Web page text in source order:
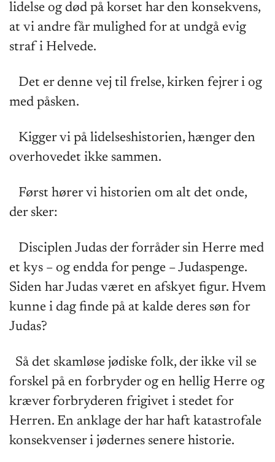
lidelse og død på korset har den konsekvens,
at vi andre får mulighed for at undgå evig
straf i Helvede.
Det er denne vej til frelse, kirken fejrer i og
med påsken.
Kigger vi på lidelseshistorien, hænger den
overhovedet ikke sammen.
Først hører vi historien om alt det onde,
der sker:
Disciplen Judas der forråder sin Herre med
et kys – og endda for penge – Judaspenge.
Siden har Judas været en afskyet figur. Hvem
kunne i dag finde på at kalde deres søn for
Judas?
Så det skamløse jødiske folk, der ikke vil se
forskel på en forbryder og en hellig Herre og
kræver forbryderen frigivet i stedet for
Herren. En anklage der har haft katastrofale
konsekvenser i jødernes senere historie.